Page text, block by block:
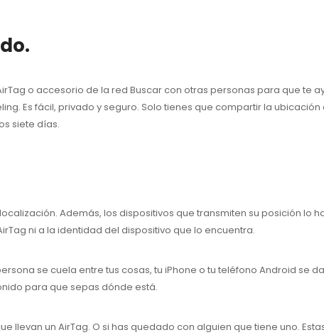
o accesorio de la red Buscar con otras personas para que te
Es fácil, privado y seguro. Solo tienes que compartir la
siete días.
Además, los dispositivos que transmiten su posición lo
ni a la identidad del dispositivo que lo encuentra.
se cuela entre tus cosas, tu iPhone o tu teléfono Android se
para que sepas dónde está.
llevan un AirTag. O si has quedado con alguien que tiene uno.